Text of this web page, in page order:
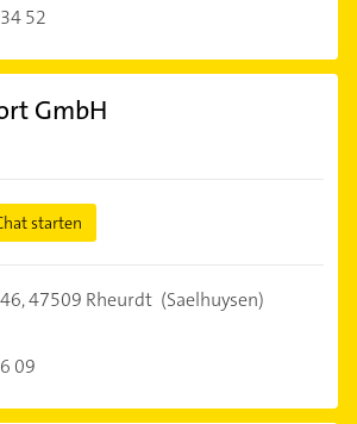
52
GmbH
starten
47509 Rheurdt (Saelhuysen)
09